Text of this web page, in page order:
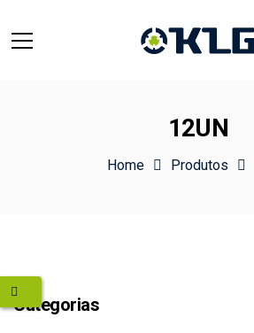
12UN
Home Produtos
Categorias